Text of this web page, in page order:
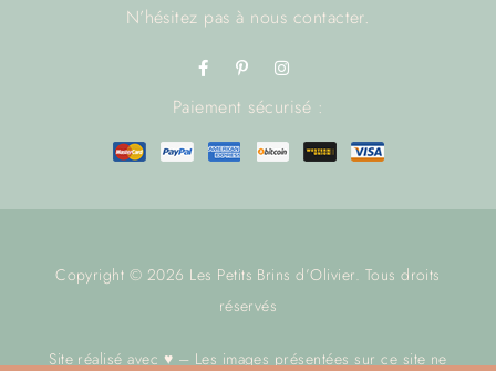
N’hésitez pas à nous contacter.
Paiement sécurisé :
Copyright © 2026 Les Petits Brins d’Olivier. Tous droits
réservés
Site réalisé avec ♥ – Les images présentées sur ce site ne